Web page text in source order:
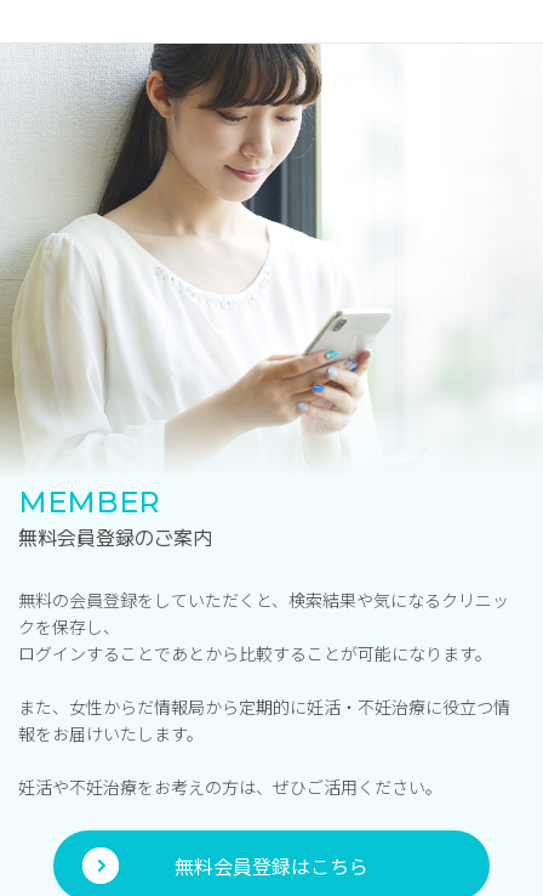
MEMBER
無料会員登録のご案内
無料の会員登録をしていただくと、検索結果や気になるクリニッ
クを保存し、
ログインすることであとから比較することが可能になります。
また、女性からだ情報局から定期的に妊活・不妊治療に役立つ情
報をお届けいたします。
妊活や不妊治療をお考えの方は、ぜひご活用ください。
無料会員登録はこちら